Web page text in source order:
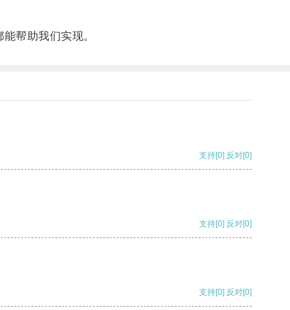
帮助我们实现。
支持[0] 反对[0]
支持[0] 反对[0]
支持[0] 反对[0]